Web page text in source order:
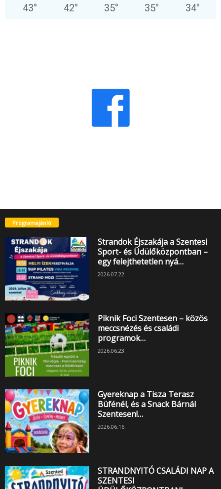
43° 42° 35° 35° 34°
Programajánló
Strandok Éjszakája a Szentesi
Sport- és Üdülőközpontban –
egy felejthetetlen nyá…
2026.07.22.
Piknik Foci Szentesen – közös
meccsnézés és családi
programok…
2026.06.23.
Gyereknap a Tisza Terasz
Büfénél, és a Snack Bárnál
Szentesen!…
2026.06.16.
STRANDNYITÓ CSALÁDI NAP A
SZENTESI